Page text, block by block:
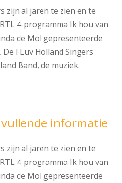
zijn al jaren te zien en te
4-programma Ik hou van
de Mol gepresenteerde
I Luv Holland Singers
Band, de muziek.
informatie
zijn al jaren te zien en te
4-programma Ik hou van
de Mol gepresenteerde